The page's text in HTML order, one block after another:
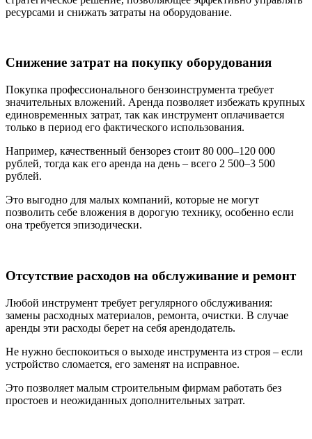
ресурсами и снижать затраты на оборудование.
Снижение затрат на покупку оборудования
Покупка профессионального бензоинструмента требует
значительных вложений. Аренда позволяет избежать крупных
единовременных затрат, так как инструмент оплачивается
только в период его фактического использования.
Например, качественный бензорез стоит 80 000–120 000
рублей, тогда как его аренда на день – всего 2 500–3 500
рублей.
Это выгодно для малых компаний, которые не могут
позволить себе вложения в дорогую технику, особенно если
она требуется эпизодически.
Отсутствие расходов на обслуживание и ремонт
Любой инструмент требует регулярного обслуживания:
замены расходных материалов, ремонта, очистки. В случае
аренды эти расходы берет на себя арендодатель.
Не нужно беспокоиться о выходе инструмента из строя – если
устройство сломается, его заменят на исправное.
Это позволяет малым строительным фирмам работать без
простоев и неожиданных дополнительных затрат.